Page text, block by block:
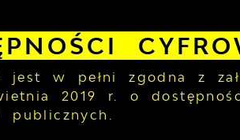
jest w pełni zgodna z
2019 r. o
publicznych.